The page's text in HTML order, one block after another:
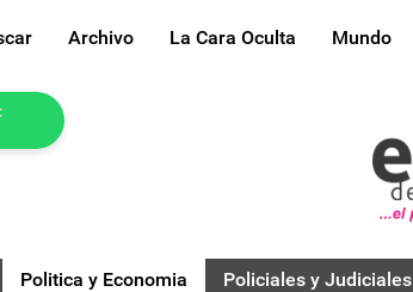
Archivo La Cara Oculta Mundo
Politica y Economia Policiales y Judiciales